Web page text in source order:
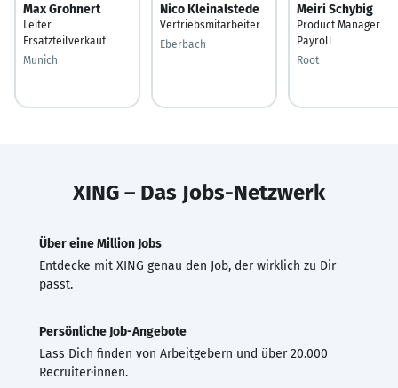
Max Grohnert
Leiter
Ersatzteilverkauf
Munich
Nico Kleinalstede
Vertriebsmitarbeiter
Eberbach
Meiri Schybig
Product Manager
Payroll
Root
XING – Das Jobs-Netzwerk
Über eine Million Jobs
Entdecke mit XING genau den Job, der wirklich zu Dir
passt.
Persönliche Job-Angebote
Lass Dich finden von Arbeitgebern und über 20.000
Recruiter·innen.